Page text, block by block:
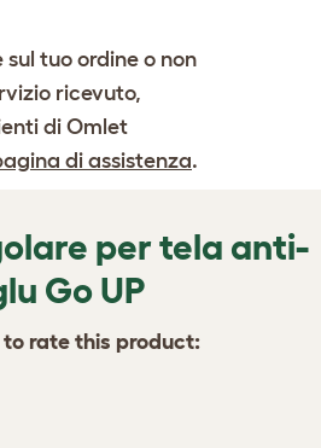
tuo ordine o non
ricevuto,
di Omlet
di assistenza.
per tela anti-
Go UP
rate this product: